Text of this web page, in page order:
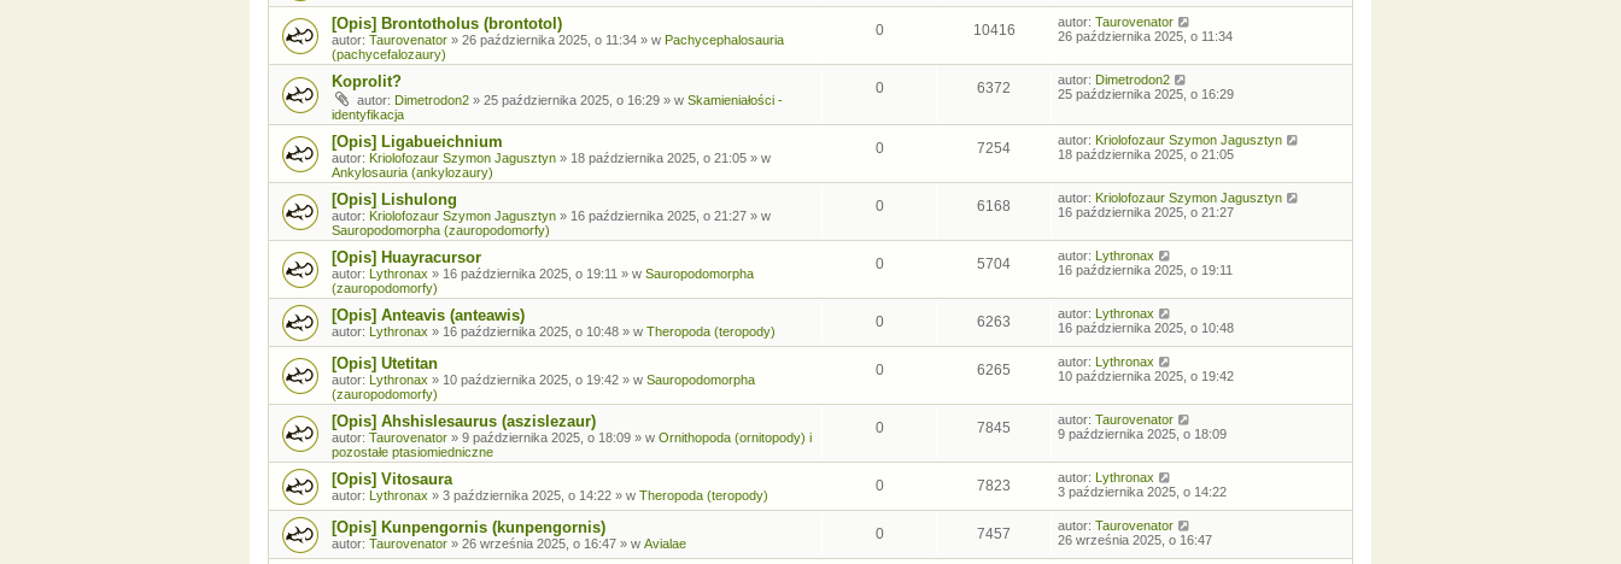
[Opis] Brontotholus (brontotol)
autor: Taurovenator » 26 października 2025, o 11:34 » w Pachycephalosauria
(pachycefalozaury)
0 10416 autor: Taurovenator
26 października 2025, o 11:34
Koprolit?
autor: Dimetrodon2 » 25 października 2025, o 16:29 » w Skamieniałości -
identyfikacja
0 6372 autor: Dimetrodon2
25 października 2025, o 16:29
[Opis] Ligabueichnium
autor: Kriolofozaur Szymon Jagusztyn » 18 października 2025, o 21:05 » w
Ankylosauria (ankylozaury)
0 7254 autor: Kriolofozaur Szymon Jagusztyn
18 października 2025, o 21:05
[Opis] Lishulong
autor: Kriolofozaur Szymon Jagusztyn » 16 października 2025, o 21:27 » w
Sauropodomorpha (zauropodomorfy)
0 6168 autor: Kriolofozaur Szymon Jagusztyn
16 października 2025, o 21:27
[Opis] Huayracursor
autor: Lythronax » 16 października 2025, o 19:11 » w Sauropodomorpha
(zauropodomorfy)
0 5704 autor: Lythronax
16 października 2025, o 19:11
[Opis] Anteavis (anteawis)
autor: Lythronax » 16 października 2025, o 10:48 » w Theropoda (teropody)
0 6263 autor: Lythronax
16 października 2025, o 10:48
[Opis] Utetitan
autor: Lythronax » 10 października 2025, o 19:42 » w Sauropodomorpha
(zauropodomorfy)
0 6265 autor: Lythronax
10 października 2025, o 19:42
[Opis] Ahshislesaurus (aszislezaur)
autor: Taurovenator » 9 października 2025, o 18:09 » w Ornithopoda (ornitopody) i
pozostałe ptasiomiedniczne
0 7845 autor: Taurovenator
9 października 2025, o 18:09
[Opis] Vitosaura
autor: Lythronax » 3 października 2025, o 14:22 » w Theropoda (teropody)
0 7823 autor: Lythronax
3 października 2025, o 14:22
[Opis] Kunpengornis (kunpengornis)
autor: Taurovenator » 26 września 2025, o 16:47 » w Avialae
0 7457 autor: Taurovenator
26 września 2025, o 16:47